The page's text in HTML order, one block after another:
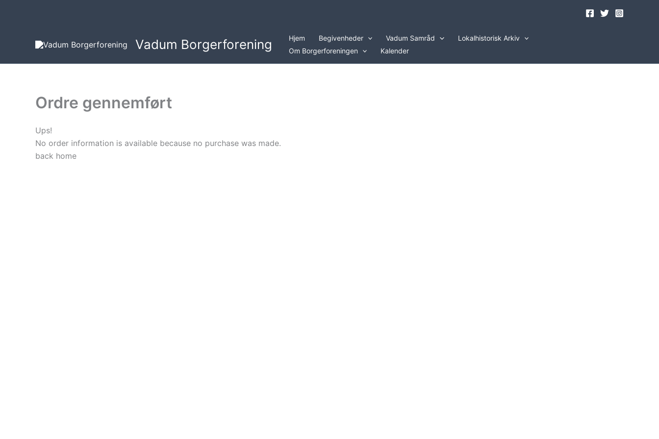
Vadum Borgerforening Hjem Begivenheder Vadum Samråd
Lokalhistorisk Arkiv
Om Borgerforeningen
Kalender
Ordre gennemført
Ups!
No order information is available because no purchase was made.
back home